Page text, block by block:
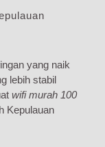
yang naik
lebih stabil
wifi murah 100
Kepulauan